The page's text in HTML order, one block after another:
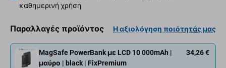
καθημερινή χρήση
Παραλλαγές προϊόντος Η αξιολόγηση ποιότητάς μας
MagSafe PowerBank με LCD 10 000mAh |
μαύρο | black | FixPremium
34,26 €